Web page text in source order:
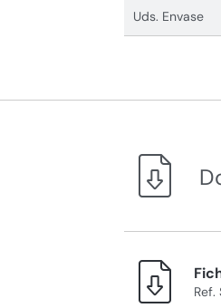
Uds. Envase
Ref.